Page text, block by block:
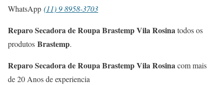
WhatsApp (11) 9 8958-3703
Reparo Secadora de Roupa Brastemp Vila Rosinatodos os
produtos Brastemp.
Reparo Secadora de Roupa Brastemp Vila Rosinacom mais
de 20 Anos de experiencia